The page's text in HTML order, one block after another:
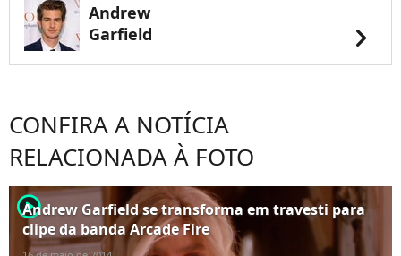
Andrew
Garfield
chevron_right
CONFIRA A NOTÍCIA
RELACIONADA À FOTO
player2
Andrew Garfield se transforma em travesti para
clipe da banda Arcade Fire